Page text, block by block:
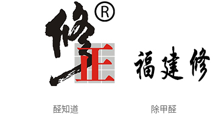
醛知道 除甲醛